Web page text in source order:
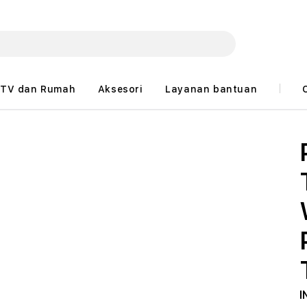
TV dan Rumah Aksesori Layanan bantuan